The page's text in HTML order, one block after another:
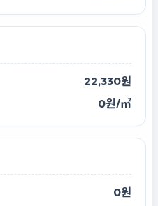
22,330원
0원/㎡
0원